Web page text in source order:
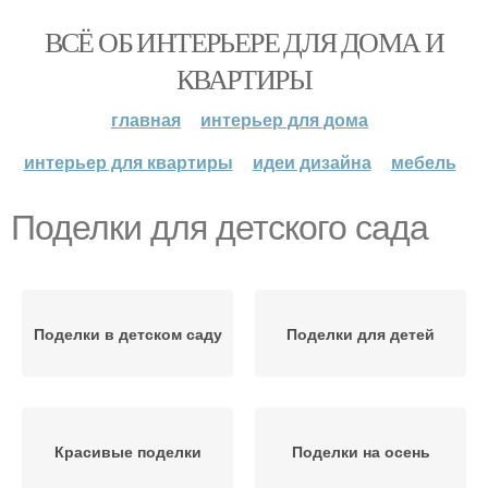
ВСЁ ОБ ИНТЕРЬЕРЕ ДЛЯ ДОМА И
КВАРТИРЫ
главная
интерьер для дома
интерьер для квартиры
идеи дизайна мебель
Поделки для детского сада
Поделки в детском саду Поделки для детей
Красивые поделки Поделки на осень